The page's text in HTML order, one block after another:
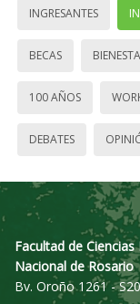
INGRESANTES
BECAS
100 AÑOS
DEBATES
Facultad de
Nacional de Rosario
Bv. Oroño 1261 -